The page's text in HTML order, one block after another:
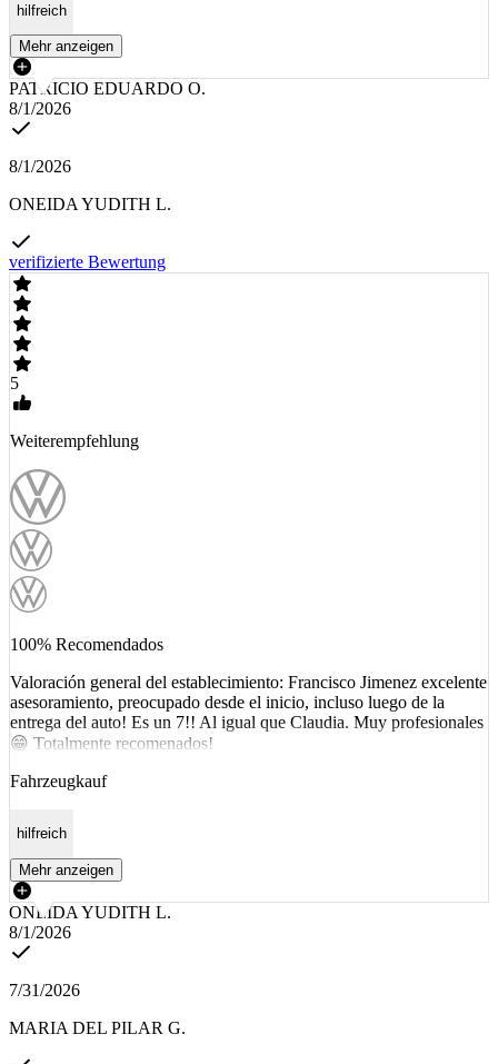
hilfreich
Mehr anzeigen
PATRICIO EDUARDO O.
8/1/2026
8/1/2026
ONEIDA YUDITH L.
verifizierte Bewertung
5
Weiterempfehlung
100% Recomendados
Valoración general del establecimiento: Francisco Jimenez excelente
asesoramiento, preocupado desde el inicio, incluso luego de la
entrega del auto! Es un 7!! Al igual que Claudia. Muy profesionales
😁 Totalmente recomenados!
Fahrzeugkauf
hilfreich
Mehr anzeigen
ONEIDA YUDITH L.
8/1/2026
7/31/2026
MARIA DEL PILAR G.